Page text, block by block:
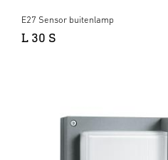
E27 Sensor buitenlamp
L 30 S